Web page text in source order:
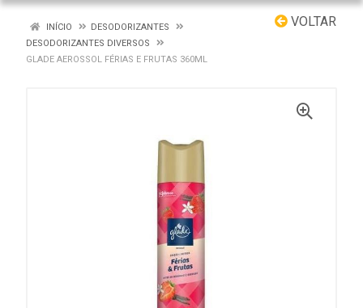
VOLTAR
INÍCIO
DESODORIZANTES
DESODORIZANTES DIVERSOS
GLADE AEROSSOL FÉRIAS E FRUTAS 360ML